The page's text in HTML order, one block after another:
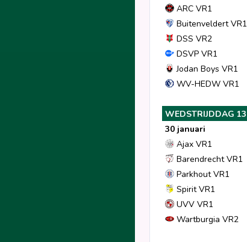
ARC VR1
Buitenveldert VR1
DSS VR2
DSVP VR1
Jodan Boys VR1
WV-HEDW VR1
WEDSTRIJDDAG 13
30 januari
Ajax VR1
Barendrecht VR1
Parkhout VR1
Spirit VR1
UVV VR1
Wartburgia VR2